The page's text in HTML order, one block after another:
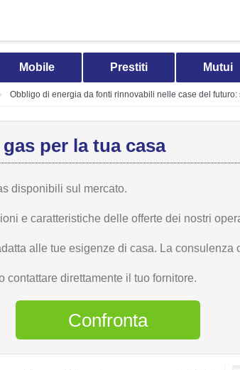
Mobile Prestiti Mutui
Obbligo di energia da fonti rinnovabili nelle case del
per la tua casa
disponibili sul mercato.
e caratteristiche delle offerte dei nostri
alle tue esigenze di casa. La consulenza
contattare direttamente il tuo fornitore.
Confronta